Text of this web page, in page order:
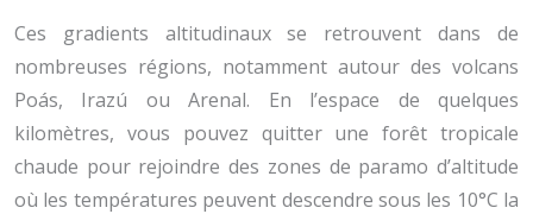
Ces gradients altitudinaux se retrouvent dans de
nombreuses régions, notamment autour des volcans
Poás, Irazú ou Arenal. En l’espace de quelques
kilomètres, vous pouvez quitter une forêt tropicale
chaude pour rejoindre des zones de paramo d’altitude
où les températures peuvent descendre sous les 10°C la